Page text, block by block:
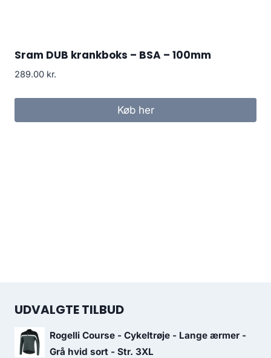
Sram DUB krankboks – BSA – 100mm
289.00 kr.
Køb her
UDVALGTE TILBUD
Rogelli Course - Cykeltrøje - Lange ærmer -
Grå hvid sort - Str. 3XL